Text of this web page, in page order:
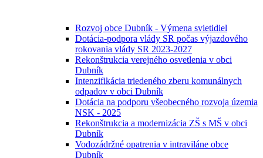
Rozvoj obce Dubník - Výmena svietidiel
Dotácia-podpora vlády SR počas výjazdového
rokovania vlády SR 2023-2027
Rekonštrukcia verejného osvetlenia v obci
Dubník
Intenzifikácia triedeného zberu komunálnych
odpadov v obci Dubník
Dotácia na podporu všeobecného rozvoja územia
NSK - 2025
Rekonštrukcia a modernizácia ZŠ s MŠ v obci
Dubník
Vodozádržné opatrenia v intraviláne obce
Dubník